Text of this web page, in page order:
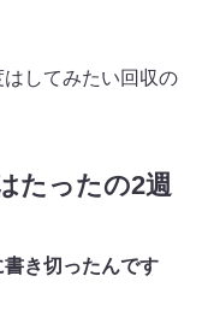
してみたい回収の
たったの2週
き切ったんです